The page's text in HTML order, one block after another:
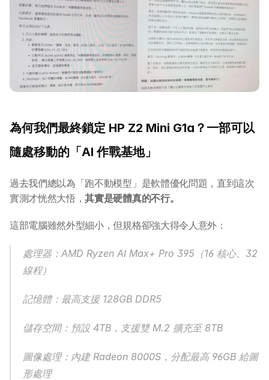
為何我們最終鎖定 HP Z2 Mini G1a？一部可以
隨處移動的「AI 作戰基地」
過去我們總以為「跑不動模型」是軟體優化問題，直到這次
實測才恍然大悟，其實是硬體真的不行。
這部電腦雖然外型細小，但規格卻強大得令人意外：
處理器：AMD Ryzen AI Max+ Pro 395（16 核心、32
線程）
記憶體：最高支援 128GB DDR5
儲存空間：預設 4TB，支援雙 M.2 擴充至 8TB
圖像處理：內建 Radeon 8000S，分配最高 96GB 給圖
形處理